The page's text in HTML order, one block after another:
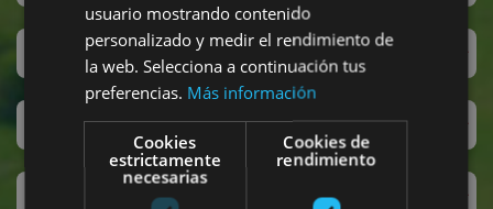
San Fermín
Accesibilidad
Turismo regenerativo
usuario mostrando contenido
personalizado y medir el rendimiento de
la web. Selecciona a continuación tus
preferencias. Más información
Cookies
estrictamente
necesarias
Cookies de
rendimiento